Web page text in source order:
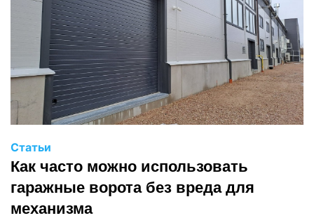
Статьи
Как часто можно использовать
гаражные ворота без вреда для
механизма